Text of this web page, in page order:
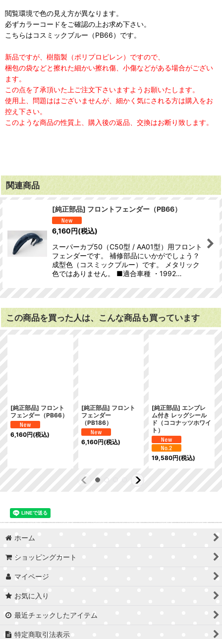
閲覧環境で色の見え方が異なります。
必ずカラーコードをご確認の上お求め下さい。
こちらはコスミックブルー（PB66）です。
新品ですが、樹脂製（ポリプロピレン）ですので、
梱包の袋などと擦れた細かい擦れ傷、小傷などがある場合がござい
ます。
この点を了承頂いた上ご注文下さいますようお願いたします。
使用上、問題ははございませんが、細かく気にされる方は購入をお
控え下さい。
このような商品の性質上、購入後の返品、交換はお断り致します。
関連商品
[純正部品] フロントフェンダー（PB66）
6,160円(税込)
スーパーカブ50（C50型 / AA01型）用フロント
フェンダーです。 補修部品にいかがでしょう？
成型色（コスミックブルー）です。 メタリック
色ではありません。 ■適合車種 ・1992…
この商品を買った人は、こんな商品も買っています
[純正部品] フロント
フェンダー（PB66）
6,160円(税込)
[純正部品] フロント
フェンダー
（PB186）
6,160円(税込)
[純正部品] エンブレ
ム付き レッグシール
ド（ココナッツホワイ
ト）
19,580円(税込)
ホーム
ショッピングカート
マイページ
お気に入り
最近チェックしたアイテム
特定商取引法表示